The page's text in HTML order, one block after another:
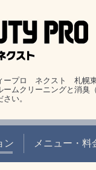
ープロ ネクスト 札幌
ムクリーニングと消
い。
ン メニュー・料